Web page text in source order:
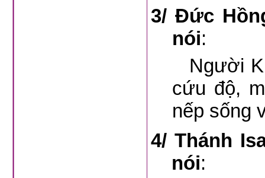
3/ Đức
nói:
Người
cứu độ,
nếp sống
4/ Thánh
nói: